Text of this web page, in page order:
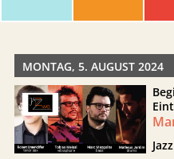
MONTAG, 5. AUGUST 2024
Jazz